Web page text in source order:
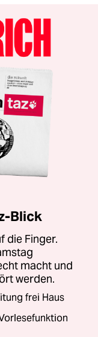
Blick
die Finger.
macht und
werden.
frei Haus